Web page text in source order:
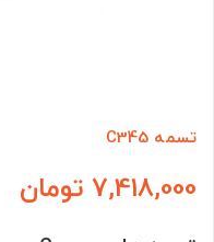
تسمه C345
7,418,000 تومان